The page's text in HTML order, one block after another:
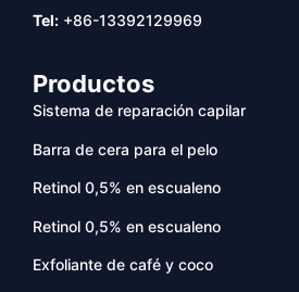
Tel: +86-13392129969
Productos
Sistema de reparación capilar
Barra de cera para el pelo
Retinol 0,5% en escualeno
Retinol 0,5% en escualeno
Exfoliante de café y coco